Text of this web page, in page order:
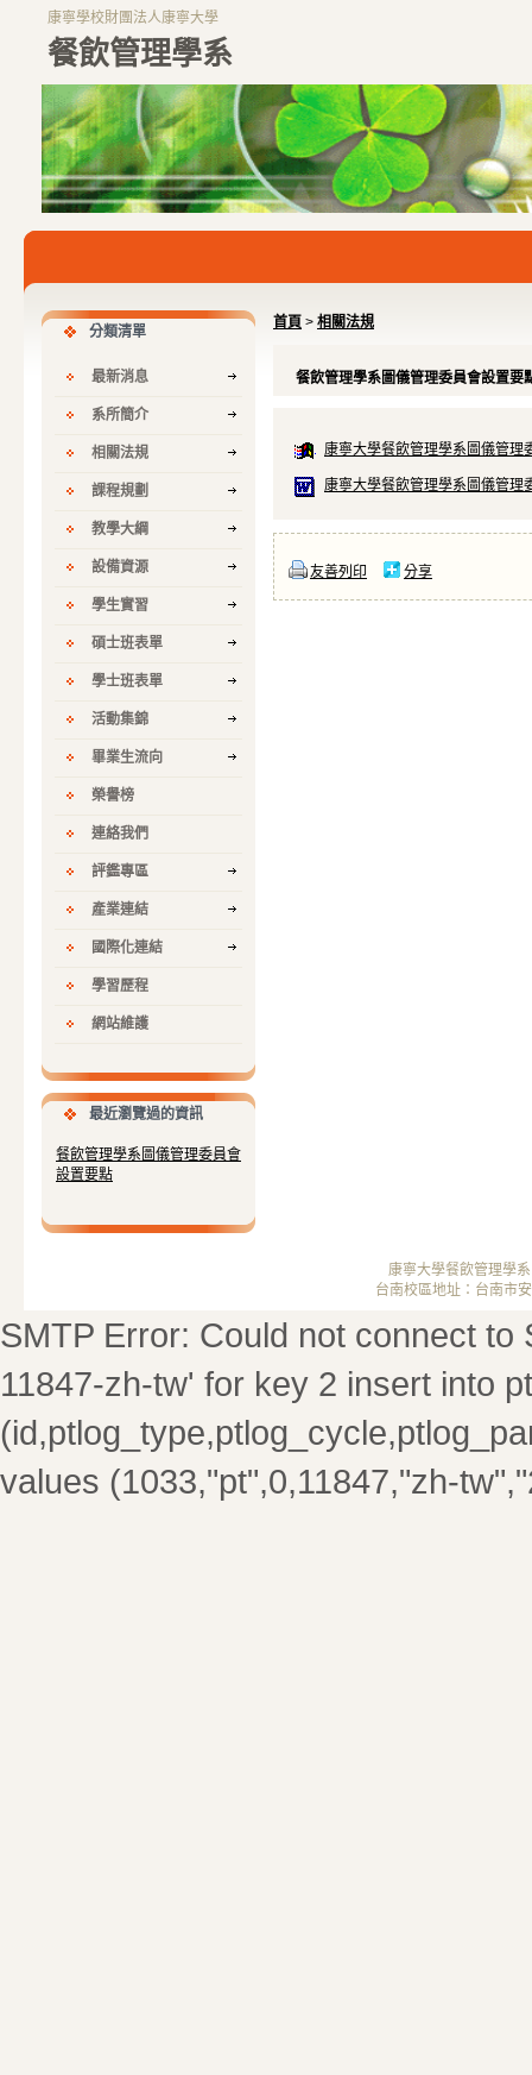
餐飲管理學系
康寧學校財團法人康寧大學
分類清單
最新消息
系所簡介
相關法規
課程規劃
教學大綱
設備資源
學生實習
碩士班表單
學士班表單
活動集錦
畢業生流向
榮譽榜
連絡我們
評鑑專區
產業連結
國際化連結
學習歷程
網站維護
最近瀏覽過的資訊
餐飲管理學系圖儀管理委員會
設置要點
首頁 > 相關法規
餐飲管理學系圖儀管理委員會設置要
康寧大學餐飲管理學系圖儀管理
康寧大學餐飲管理學系圖儀管理
友善列印 分享
康寧大學餐飲管理學
台南校區地址：台南市
SMTP Error: Could not connect
11847-zh-tw' for key 2 insert into
values (1033,"pt",0,11847,"zh-